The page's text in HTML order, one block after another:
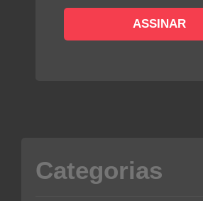
Categorias